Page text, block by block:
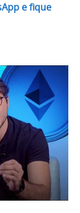
e fique